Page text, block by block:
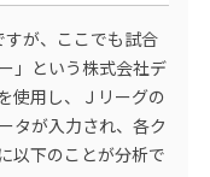
が、ここでも試合
」という株式会社デ
使用し、Ｊリーグの
タが入力され、各ク
以下のことが分析で